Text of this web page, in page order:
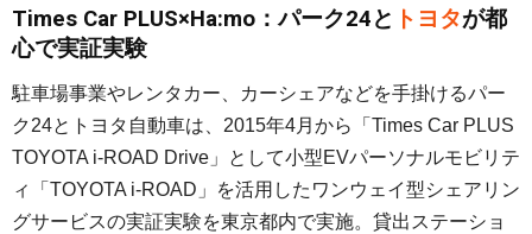
Times Car PLUS×Ha:mo：パーク24と トヨタが都
心で実証実験
駐車場事業やレンタカー、カーシェアなどを手掛けるパー
ク24とトヨタ自動車は、2015年4月から「Times Car PLUS
TOYOTA i-ROAD Drive」として小型EVパーソナルモビリテ
ィ「TOYOTA i-ROAD」を活用したワンウェイ型シェアリン
グサービスの実証実験を東京都内で実施。貸出ステーショ